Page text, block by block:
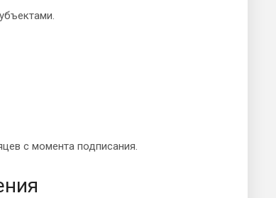
с момента подписания.